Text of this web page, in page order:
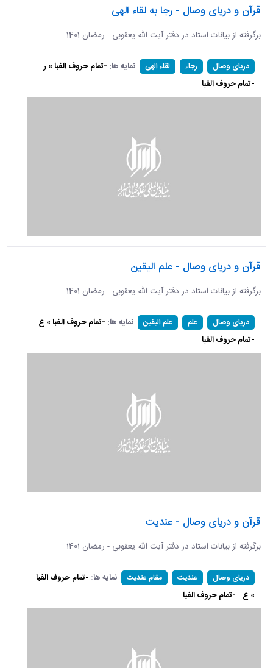
قرآن و دریای وصال - رجا به لقاء الهی
برگرفته از بیانات استاد در دفتر آیت الله یعقوبی - رمضان 1401
دریای وصال رجاء لقاء الهی نمایه ها: -تمام حروف الفبا » ر
-تمام حروف الفبا
قرآن و دریای وصال - علم الیقین
برگرفته از بیانات استاد در دفتر آیت الله یعقوبی - رمضان 1401
دریای وصال علم علم الیقین نمایه ها: -تمام حروف الفبا » ع
-تمام حروف الفبا
قرآن و دریای وصال - عندیت
برگرفته از بیانات استاد در دفتر آیت الله یعقوبی - رمضان 1401
دریای وصال عندیت مقام عندیت نمایه ها: -تمام حروف الفبا
» ع -تمام حروف الفبا